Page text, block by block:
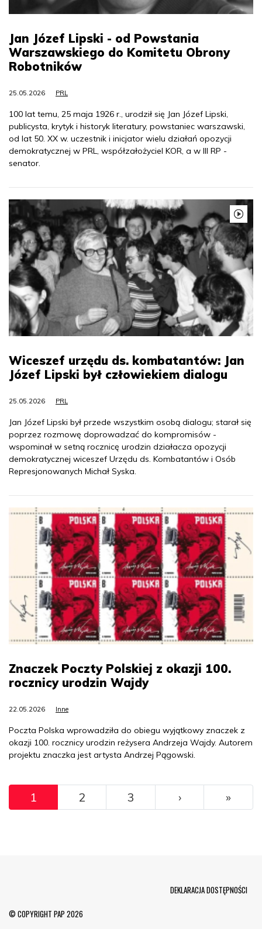
Jan Józef Lipski - od Powstania
Warszawskiego do Komitetu Obrony
Robotników
25.05.2026 PRL
100 lat temu, 25 maja 1926 r., urodził się Jan Józef Lipski,
publicysta, krytyk i historyk literatury, powstaniec warszawski,
od lat 50. XX w. uczestnik i inicjator wielu działań opozycji
demokratycznej w PRL, współzałożyciel KOR, a w III RP -
senator.
Wiceszef urzędu ds. kombatantów: Jan
Józef Lipski był człowiekiem dialogu
25.05.2026 PRL
Jan Józef Lipski był przede wszystkim osobą dialogu; starał się
poprzez rozmowę doprowadzać do kompromisów -
wspominał w setną rocznicę urodzin działacza opozycji
demokratycznej wiceszef Urzędu ds. Kombatantów i Osób
Represjonowanych Michał Syska.
Znaczek Poczty Polskiej z okazji 100.
rocznicy urodzin Wajdy
22.05.2026 Inne
Poczta Polska wprowadziła do obiegu wyjątkowy znaczek z
okazji 100. rocznicy urodzin reżysera Andrzeja Wajdy. Autorem
projektu znaczka jest artysta Andrzej Pągowski.
Pagination
1 2 3 ››› »
© COPYRIGHT PAP 2026
DEKLARACJA DOSTĘPNOŚCI